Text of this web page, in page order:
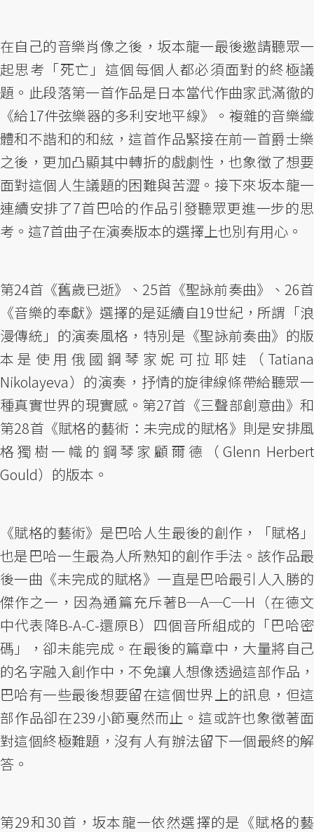
在自己的音樂肖像之後，坂本龍一最後邀請聽眾一
起思考「死亡」這個每個人都必須面對的終極議
題。此段落第一首作品是日本當代作曲家武滿徹的
《給17件弦樂器的多利安地平線》。複雜的音樂織
體和不諧和的和絃，這首作品緊接在前一首爵士樂
之後，更加凸顯其中轉折的戲劇性，也象徵了想要
面對這個人生議題的困難與苦澀。接下來坂本龍一
連續安排了7首巴哈的作品引發聽眾更進一步的思
考。這7首曲子在演奏版本的選擇上也別有用心。
第24首《舊歲已逝》、25首《聖詠前奏曲》、26首
《音樂的奉獻》選擇的是延續自19世紀，所謂「浪
漫傳統」的演奏風格，特別是《聖詠前奏曲》的版
本是使用俄國鋼琴家妮可拉耶娃（Tatiana
Nikolayeva）的演奏，抒情的旋律線條帶給聽眾一
種真實世界的現實感。第27首《三聲部創意曲》和
第28首《賦格的藝術：未完成的賦格》則是安排風
格獨樹一幟的鋼琴家顧爾德（Glenn Herbert
Gould）的版本。
《賦格的藝術》是巴哈人生最後的創作，「賦格」
也是巴哈一生最為人所熟知的創作手法。該作品最
後一曲《未完成的賦格》一直是巴哈最引人入勝的
傑作之一，因為通篇充斥著B─A─C─H（在德文
中代表降B-A-C-還原B）四個音所組成的「巴哈密
碼」，卻未能完成。在最後的篇章中，大量將自己
的名字融入創作中，不免讓人想像透過這部作品，
巴哈有一些最後想要留在這個世界上的訊息，但這
部作品卻在239小節戛然而止。這或許也象徵著面
對這個終極難題，沒有人有辦法留下一個最終的解
答。
第29和30首，坂本龍一依然選擇的是《賦格的藝